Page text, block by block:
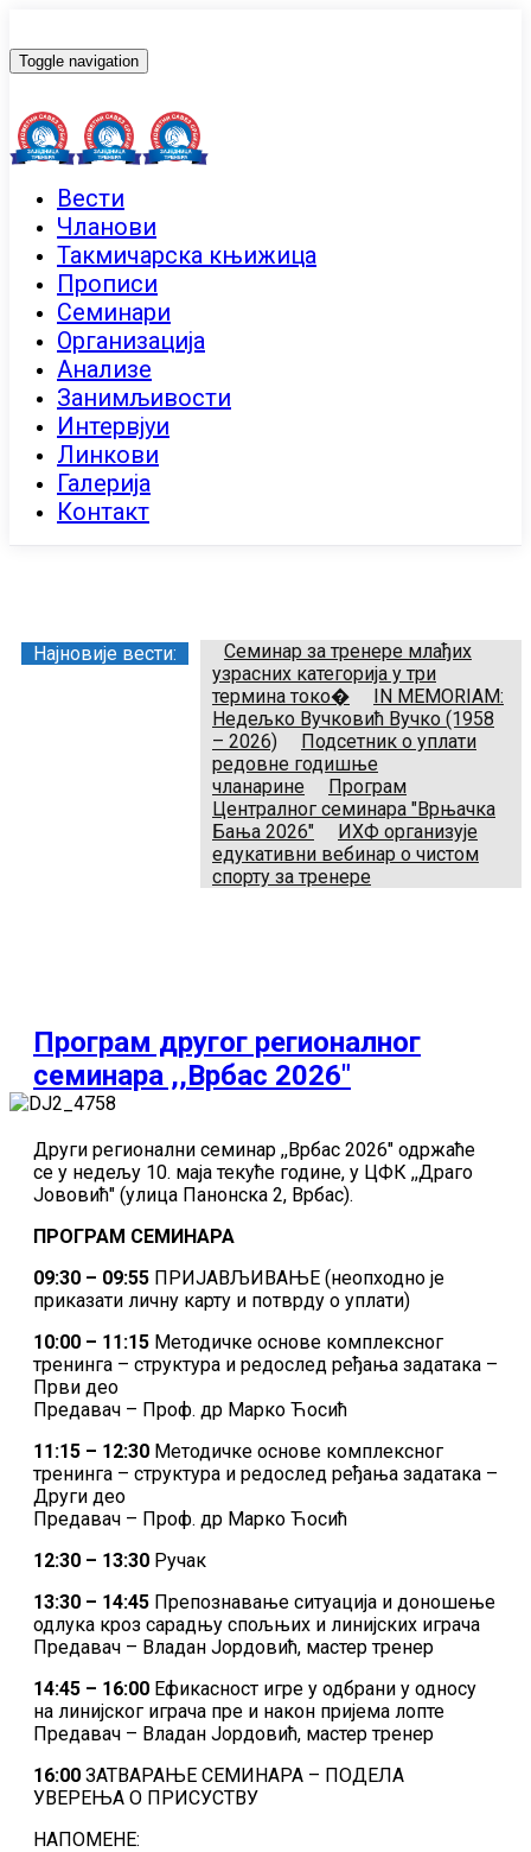
Toggle navigation
Вести
Чланови
Такмичарска књижица
Прописи
Семинари
Организација
Анализе
Занимљивости
Интервјуи
Линкови
Галерија
Контакт
Најновије вести:
Семинар за тренере млађих
узрасних категорија у три
термина токо�
IN MEMORIAM:
Недељко Вучковић Вучко (1958
– 2026)
Подсетник о уплати
редовне годишње
чланарине
Програм
Централног семинара "Врњачка
Бања 2026"
ИХФ организује
едукативни вебинар о чистом
спорту за тренере
Програм другог регионалног
семинара ,,Врбас 2026"
Други регионални семинар ,,Врбас 2026" одржаће
се у недељу 10. маја текуће године, у ЦФК ,,Драго
Јововић" (улица Панонска 2, Врбас).
ПРОГРАМ СЕМИНАРА
09:30 – 09:55 ПРИЈАВЉИВАЊЕ (неопходно је
приказати личну карту и потврду о уплати)
10:00 – 11:15 Методичке основе комплексног
тренинга – структура и редослед ређања задатака –
Први део
Предавач – Проф. др Марко Ћосић
11:15 – 12:30 Методичке основе комплексног
тренинга – структура и редослед ређања задатака –
Други део
Предавач – Проф. др Марко Ћосић
12:30 – 13:30 Ручак
13:30 – 14:45 Препознавање ситуација и доношење
одлука кроз сарадњу спољњих и линијских играча
Предавач – Владан Јордовић, мастер тренер
14:45 – 16:00 Ефикасност игре у одбрани у односу
на линијског играча пре и након пријема лопте
Предавач – Владан Јордовић, мастер тренер
16:00 ЗАТВАРАЊЕ СЕМИНАРА – ПОДЕЛА
УВЕРЕЊА О ПРИСУСТВУ
НАПОМЕНЕ: